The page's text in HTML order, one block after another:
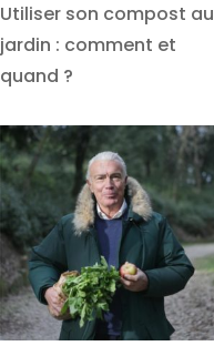
Utiliser son compost au
jardin : comment et
quand ?